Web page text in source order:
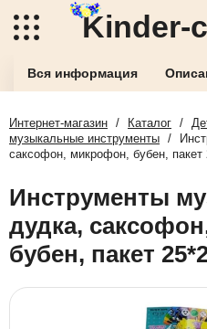
Kinder-
Вся информация
Интернет-магазин / Каталог /
музыкальные инструменты /
саксофон, микрофон, бубен, пакет
Инструменты
дудка,
бубен, пакет